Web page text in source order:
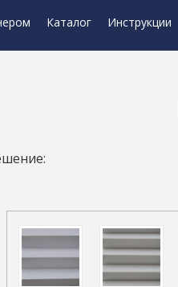
Каталог Инструкции